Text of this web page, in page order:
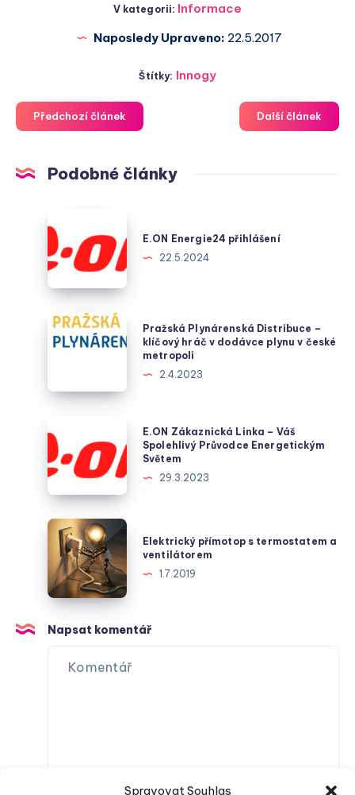
Spravovat Souhlas
V kategorii: Informace
Naposledy Upraveno: 22.5.2017
Štítky: Innogy
Předchozí článek Další článek
Podobné články
Energie24
přihlášení
E.ON Energie24 přihlášení
22.5.2024
Pražská
Plynárenská
klíčový
dodávce
plynu
české
metropoli
Pražská Plynárenská Distribuce –
klíčový hráč v dodávce plynu v české
metropoli
2.4.2023
Zákaznická
Linka
Váš
Spolehlivý
Průvodce
Energetickým
Světem
E.ON Zákaznická Linka – Váš
Spolehlivý Průvodce Energetickým
Světem
29.3.2023
Elektrický
přímotop
termostatem
ventilátorem
Elektrický přímotop s termostatem a
ventilátorem
1.7.2019
Napsat komentář